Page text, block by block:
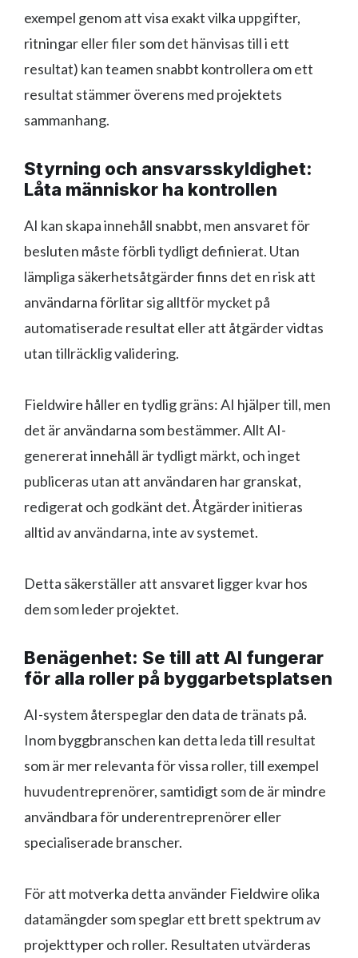
exempel genom att visa exakt vilka uppgifter,
ritningar eller filer som det hänvisas till i ett
resultat) kan teamen snabbt kontrollera om ett
resultat stämmer överens med projektets
sammanhang.
Styrning och ansvarsskyldighet:
Låta människor ha kontrollen
AI kan skapa innehåll snabbt, men ansvaret för
besluten måste förbli tydligt definierat. Utan
lämpliga säkerhetsåtgärder finns det en risk att
användarna förlitar sig alltför mycket på
automatiserade resultat eller att åtgärder vidtas
utan tillräcklig validering.
Fieldwire håller en tydlig gräns: AI hjälper till, men
det är användarna som bestämmer. Allt AI-
genererat innehåll är tydligt märkt, och inget
publiceras utan att användaren har granskat,
redigerat och godkänt det. Åtgärder initieras
alltid av användarna, inte av systemet.
Detta säkerställer att ansvaret ligger kvar hos
dem som leder projektet.
Benägenhet: Se till att AI fungerar
för alla roller på byggarbetsplatsen
AI-system återspeglar den data de tränats på.
Inom byggbranschen kan detta leda till resultat
som är mer relevanta för vissa roller, till exempel
huvudentreprenörer, samtidigt som de är mindre
användbara för underentreprenörer eller
specialiserade branscher.
För att motverka detta använder Fieldwire olika
datamängder som speglar ett brett spektrum av
projekttyper och roller. Resultaten utvärderas